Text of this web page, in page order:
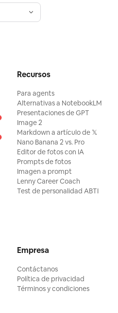
Recursos
Para agents
Alternativas a NotebookLM
Presentaciones de GPT
Image 2
Markdown a artículo de 𝕏
Nano Banana 2 vs. Pro
Editor de fotos con IA
Prompts de fotos
Imagen a prompt
Lenny Career Coach
Test de personalidad ABTI
Empresa
Contáctanos
Política de privacidad
Términos y condiciones